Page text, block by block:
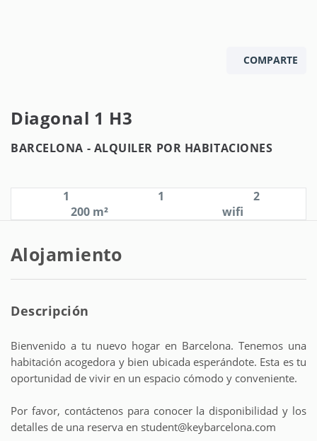
COMPARTE
Diagonal 1 H3
BARCELONA - ALQUILER POR HABITACIONES
1 1
2
200 m²
wifi
Alojamiento
Descripción
Bienvenido a tu nuevo hogar en Barcelona. Tenemos una
habitación acogedora y bien ubicada esperándote. Esta es tu
oportunidad de vivir en un espacio cómodo y conveniente.
Por favor, contáctenos para conocer la disponibilidad y los
detalles de una reserva en student@keybarcelona.com